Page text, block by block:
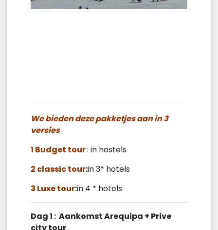
We bieden deze pakketjes aan in 3
versies
1 Budget tour: in hostels
2 classic tour:in 3* hotels
3 Luxe tour:in 4 * hotels
Dag 1 : Aankomst Arequipa + Prive